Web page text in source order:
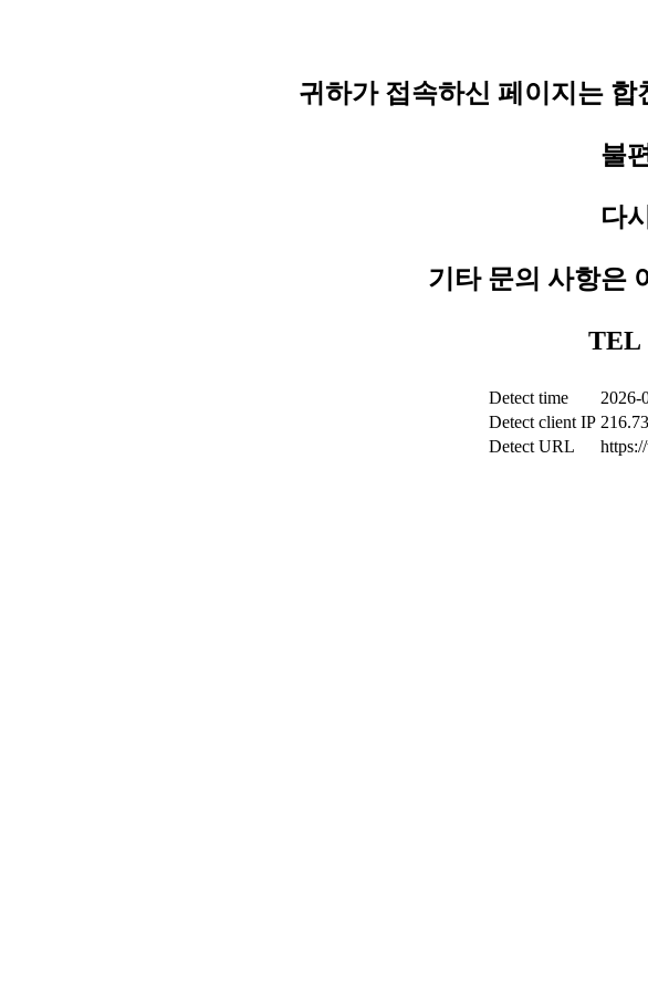
귀하가 접속하신 페이지는
불
다
기타 문의 사항은
TEL
Detect time
2026-
Detect client IP
Detect URL